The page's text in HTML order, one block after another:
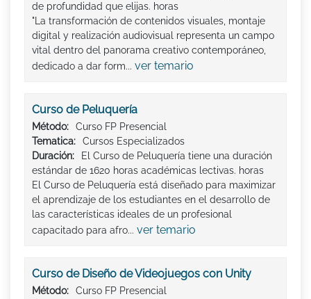
de profundidad que elijas. horas
"La transformación de contenidos visuales, montaje
digital y realización audiovisual representa un campo
vital dentro del panorama creativo contemporáneo,
dedicado a dar form... ver temario
Curso de Peluquería
Método:
Curso FP Presencial
Tematica:
Cursos Especializados
Duración:
El Curso de Peluquería tiene una duración
estándar de 1620 horas académicas lectivas. horas
El Curso de Peluquería está diseñado para maximizar
el aprendizaje de los estudiantes en el desarrollo de
las características ideales de un profesional
capacitado para afro... ver temario
Curso de Diseño de Videojuegos con Unity
Método:
Curso FP Presencial